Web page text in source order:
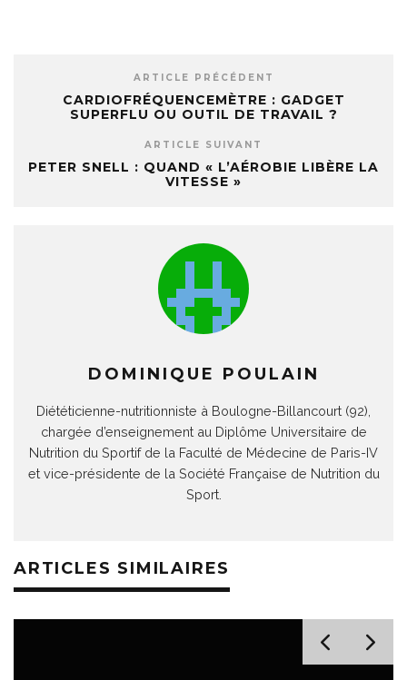
ARTICLE PRÉCÉDENT
CARDIOFRÉQUENCEMÈTRE : GADGET
SUPERFLU OU OUTIL DE TRAVAIL ?
ARTICLE SUIVANT
PETER SNELL : QUAND « L’AÉROBIE LIBÈRE LA
VITESSE »
DOMINIQUE POULAIN
Diététicienne-nutritionniste à Boulogne-Billancourt (92),
chargée d’enseignement au Diplôme Universitaire de
Nutrition du Sportif de la Faculté de Médecine de Paris-IV
et vice-présidente de la Société Française de Nutrition du
Sport.
ARTICLES SIMILAIRES